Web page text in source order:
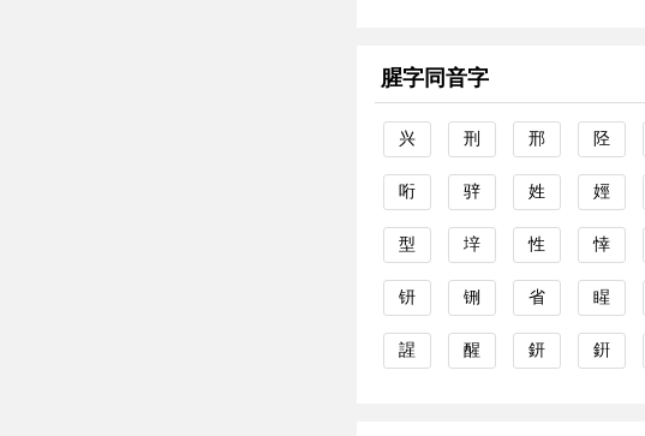
腥字同音字
兴 刑 邢 陉
哘 骍 姓 娙
型 垶 性 悻
钘 铏 省 睲
謃 醒 鈃 銒